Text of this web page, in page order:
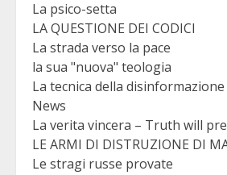
La psico-setta
LA QUESTIONE DEI CODICI
La strada verso la pace
la sua "nuova" teologia
La tecnica della disinformazione
News
La verita vincera – Truth will
LE ARMI DI DISTRUZIONE DI
Le stragi russe provate